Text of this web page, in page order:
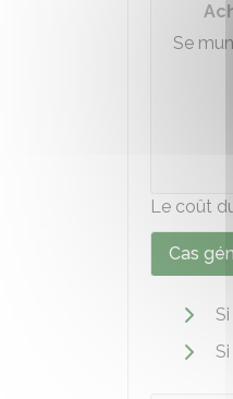
Se
Le coût
Cas